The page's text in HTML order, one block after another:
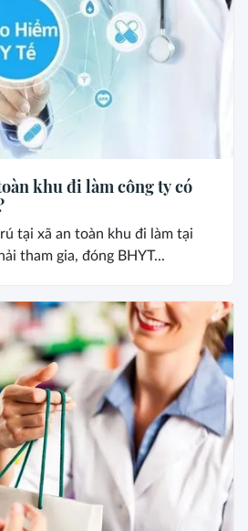
khu đi làm công ty có
tại xã an toàn khu đi làm tại
tham gia, đóng BHYT...